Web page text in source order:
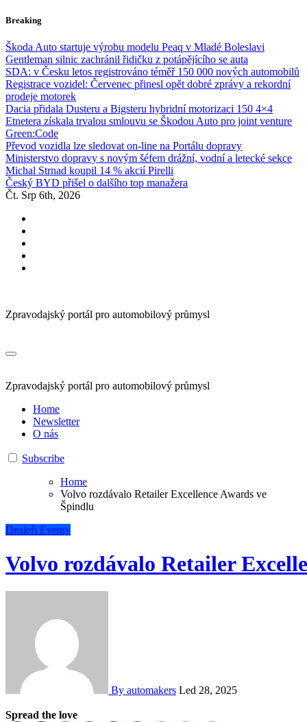
Skip
content
Breaking
Škoda Auto startuje výrobu modelu Peaq v Mladé Boleslavi
Gentleman silnic zachránil řidičku z potápějícího se auta
SDA: v Česku letos registrováno téměř 150 000 nových automobilů
Registrace vozidel: Červenec přinesl opět dobré zprávy a rekordní
prodeje motorek
Dacia přidala Dusteru a Bigsteru hybridní motorizaci 150 4×4
Etnetera získala trvalou smlouvu se Škodou Auto pro joint venture
Green:Code
Převod vozidla lze sledovat on-line na Portálu dopravy
Ministerstvo dopravy s novým šéfem drážní, vodní a letecké sekce
Michal Strnad koupil 14 % akcií Pirelli
Český BYD přišel o dalšího top manažera
Čt. Srp 6th, 2026
Zpravodajský portál pro automobilový průmysl
Zpravodajský portál pro automobilový průmysl
Home
Newsletter
O nás
Subscribe
Home
Volvo rozdávalo Retailer Excellence Awards ve
Špindlu
Dealeři Eventy
Volvo rozdávalo Retailer
By automakers Led 28, 2025
Spread the love